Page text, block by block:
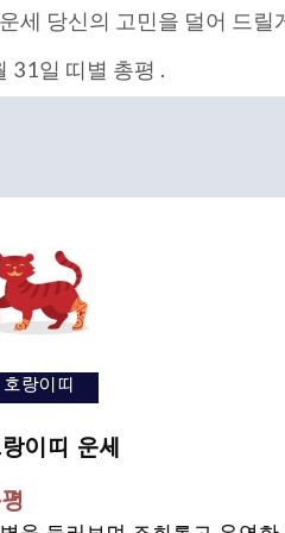
세 당신의 고민을 덜어 드릴
31일 띠별 총평 .